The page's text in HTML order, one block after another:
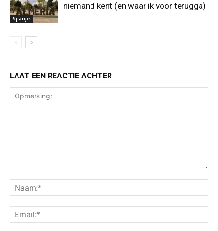
Spanje
niemand kent (en waar ik voor terugga)
LAAT EEN REACTIE ACHTER